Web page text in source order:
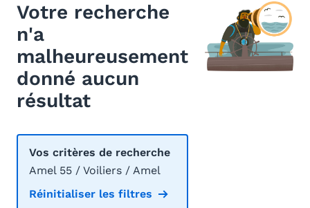
Votre recherche
n'a
malheureusement
donné aucun
résultat
Vos critères de recherche
Amel 55 / Voiliers / Amel
Réinitialiser les filtres